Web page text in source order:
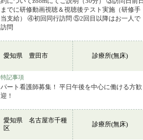
までに研修動画視聴＆視聴後テスト実施（研修手
当支給） ④初回同行訪問 ⑤2回目以降はお一人で
訪問
愛知県 豊田市 診療所(無床)
特記事項
パート看護師募集！ 平日午後を中心に働ける方歓
迎！
愛知県 名古屋市千種
区
診療所(無床)